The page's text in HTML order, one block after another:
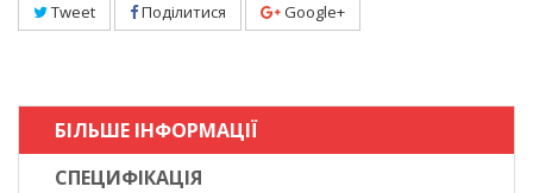
Tweet Поділитися Google+
БІЛЬШЕ ІНФОРМАЦІЇ
СПЕЦИФІКАЦІЯ